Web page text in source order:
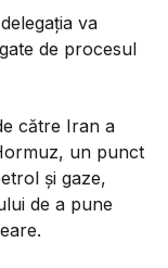
va
de procesul
către Iran a
un punct
și gaze,
de a pune